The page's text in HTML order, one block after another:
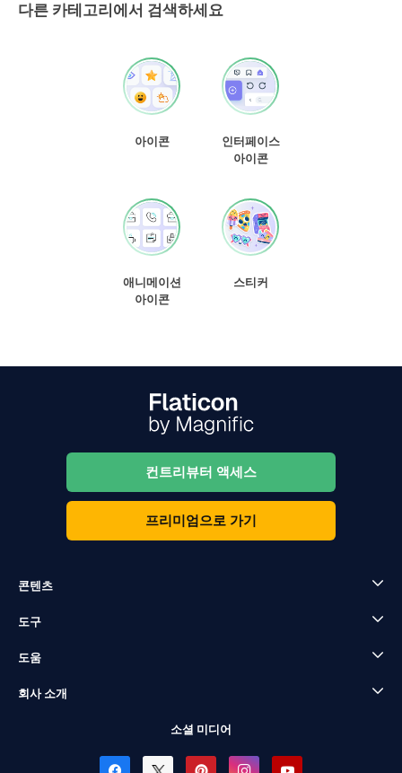
다른 카테고리에서 검색하세요
아이콘
인터페이스
아이콘
애니메이션
아이콘
스티커
컨트리뷰터 액세스
프리미엄으로 가기
콘텐츠
도구
도움
회사 소개
소셜 미디어